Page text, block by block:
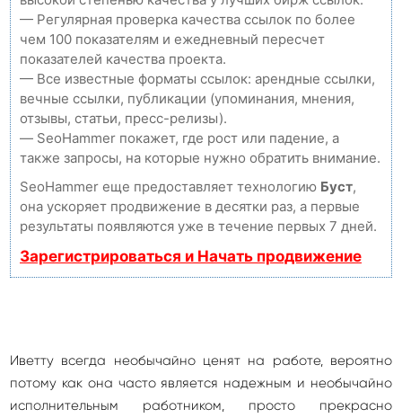
— Регулярная проверка качества ссылок по более
чем 100 показателям и ежедневный пересчет
показателей качества проекта.
— Все известные форматы ссылок: арендные ссылки,
вечные ссылки, публикации (упоминания, мнения,
отзывы, статьи, пресс-релизы).
— SeoHammer покажет, где рост или падение, а
также запросы, на которые нужно обратить внимание.
SeoHammer еще предоставляет технологию Буст,
она ускоряет продвижение в десятки раз, а первые
результаты появляются уже в течение первых 7 дней.
Зарегистрироваться и Начать продвижение
Иветту всегда необычайно ценят на работе, вероятно
потому как она часто является надежным и необычайно
исполнительным работником, просто прекрасно